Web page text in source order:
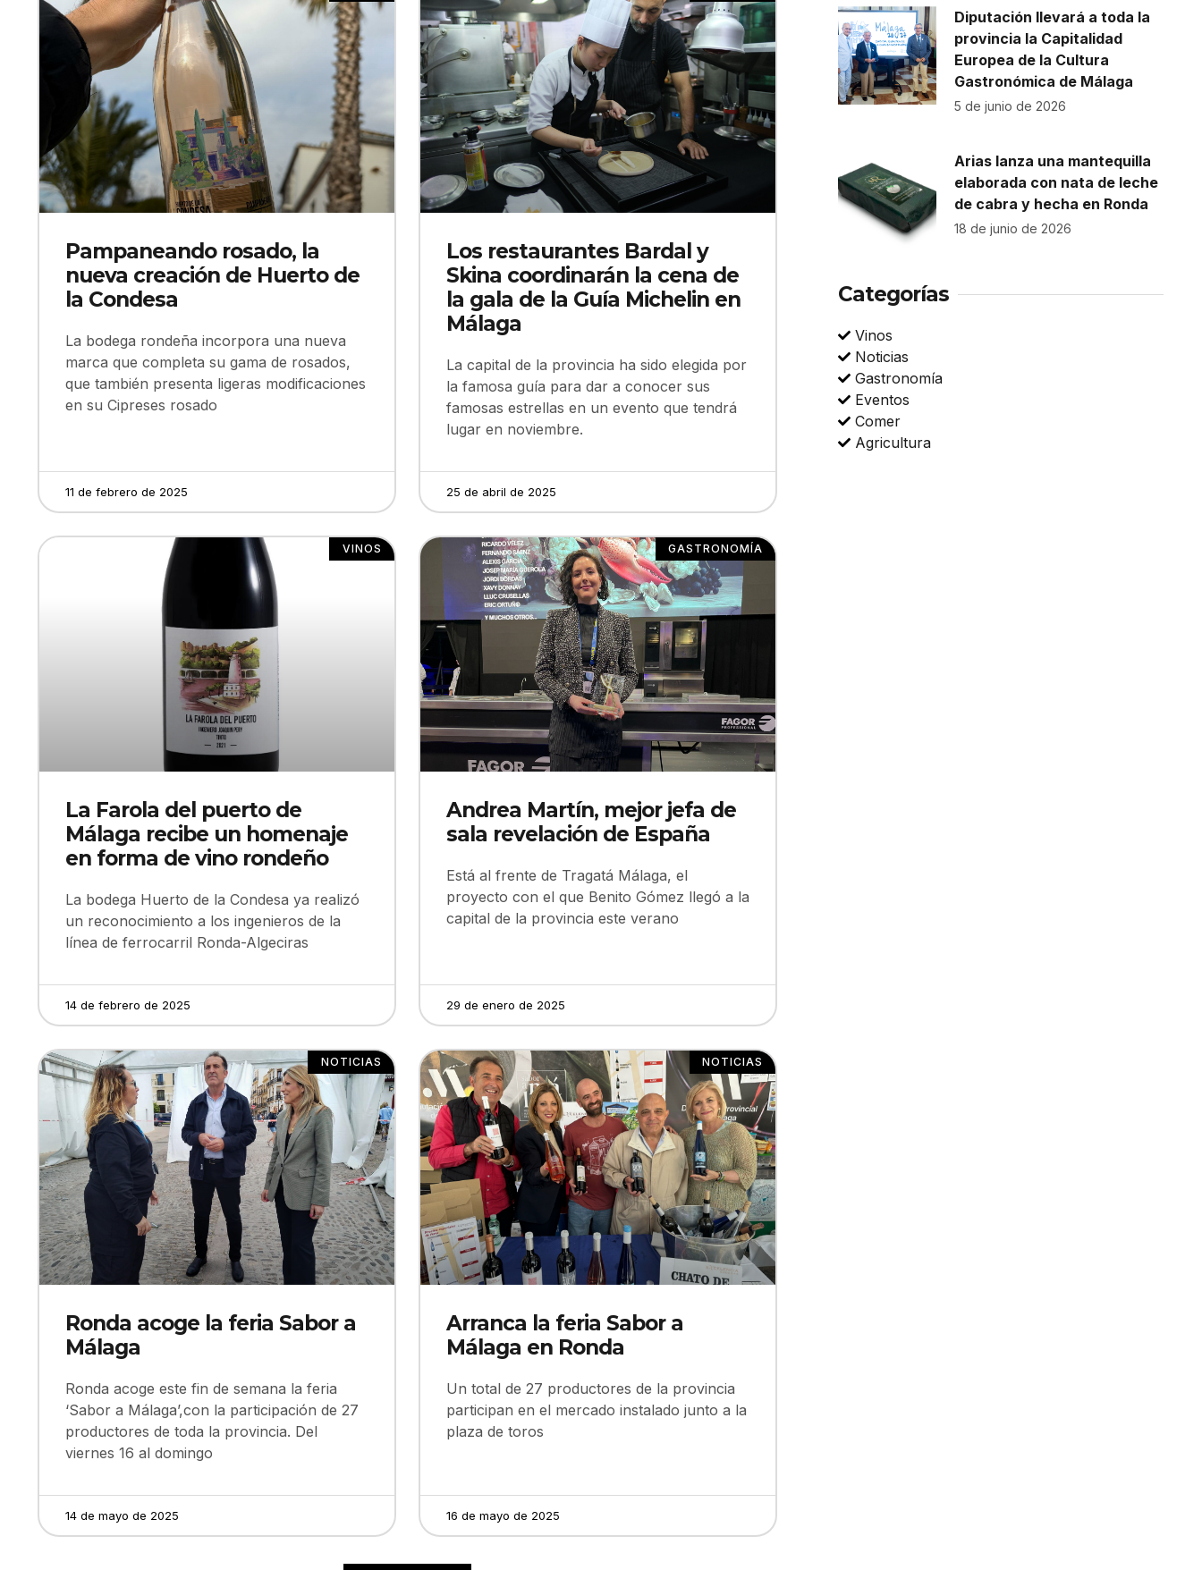
Pampaneando rosado, la
nueva creación de Huerto de
la Condesa
La bodega rondeña incorpora una nueva
marca que completa su gama de rosados,
que también presenta ligeras modificaciones
en su Cipreses rosado
11 de febrero de 2025
Los restaurantes Bardal y
Skina coordinarán la cena de
la gala de la Guía Michelin en
Málaga
La capital de la provincia ha sido elegida por
la famosa guía para dar a conocer sus
famosas estrellas en un evento que tendrá
lugar en noviembre.
25 de abril de 2025
VINOS
La Farola del puerto de
Málaga recibe un homenaje
en forma de vino rondeño
La bodega Huerto de la Condesa ya realizó
un reconocimiento a los ingenieros de la
línea de ferrocarril Ronda-Algeciras
14 de febrero de 2025
GASTRONOMÍA
Andrea Martín, mejor jefa de
sala revelación de España
Está al frente de Tragatá Málaga, el
proyecto con el que Benito Gómez llegó a la
capital de la provincia este verano
29 de enero de 2025
NOTICIAS
Ronda acoge la feria Sabor a
Málaga
Ronda acoge este fin de semana la feria
‘Sabor a Málaga’,con la participación de 27
productores de toda la provincia. Del
viernes 16 al domingo
14 de mayo de 2025
NOTICIAS
Arranca la feria Sabor a
Málaga en Ronda
Un total de 27 productores de la provincia
participan en el mercado instalado junto a la
plaza de toros
16 de mayo de 2025
Diputación llevará a toda la
provincia la Capitalidad
Europea de la Cultura
Gastronómica de Málaga
5 de junio de 2026
Arias lanza una mantequilla
elaborada con nata de leche
de cabra y hecha en Ronda
18 de junio de 2026
Categorías
Vinos
Noticias
Gastronomía
Eventos
Comer
Agricultura